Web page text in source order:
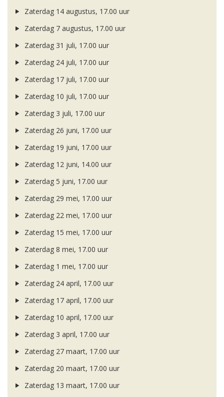
Zaterdag 14 augustus, 17.00 uur
Zaterdag 7 augustus, 17.00 uur
Zaterdag 31 juli, 17.00 uur
Zaterdag 24 juli, 17.00 uur
Zaterdag 17 juli, 17.00 uur
Zaterdag 10 juli, 17.00 uur
Zaterdag 3 juli, 17.00 uur
Zaterdag 26 juni, 17.00 uur
Zaterdag 19 juni, 17.00 uur
Zaterdag 12 juni, 14.00 uur
Zaterdag 5 juni, 17.00 uur
Zaterdag 29 mei, 17.00 uur
Zaterdag 22 mei, 17.00 uur
Zaterdag 15 mei, 17.00 uur
Zaterdag 8 mei, 17.00 uur
Zaterdag 1 mei, 17.00 uur
Zaterdag 24 april, 17.00 uur
Zaterdag 17 april, 17.00 uur
Zaterdag 10 april, 17.00 uur
Zaterdag 3 april, 17.00 uur
Zaterdag 27 maart, 17.00 uur
Zaterdag 20 maart, 17.00 uur
Zaterdag 13 maart, 17.00 uur